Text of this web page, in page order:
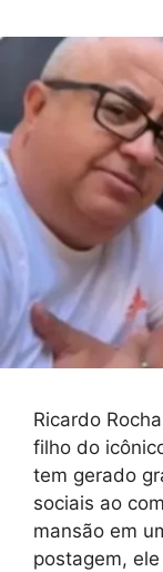
Ricardo
filho do
tem gerado
sociais ao
mansão em
postagem,